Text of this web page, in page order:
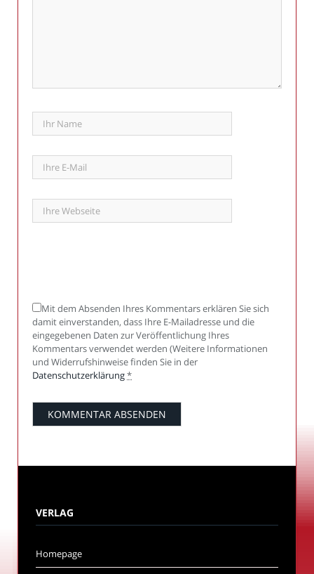
Mit dem Absenden Ihres Kommentars erklären Sie sich
damit einverstanden, dass Ihre E-Mailadresse und die
eingegebenen Daten zur Veröffentlichung Ihres
Kommentars verwendet werden (Weitere Informationen
und Widerrufshinweise finden Sie in der
Datenschutzerklärung*
VERLAG
Homepage